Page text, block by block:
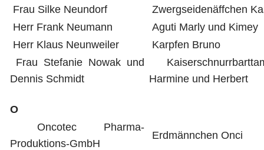
Frau Silke Neundorf
Zwergseidenäffchen
Herr Frank Neumann
Aguti Marly und Kimey
Herr Klaus Neunweiler
Karpfen Bruno
Frau Stefanie Nowak und
Dennis Schmidt
Harmine und Herbert
O
Oncotec Pharma-
Produktions-GmbH
Erdmännchen Onci